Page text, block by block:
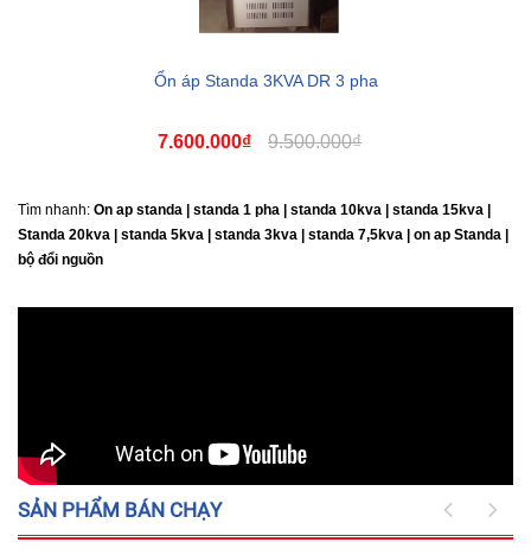
Ổn áp Standa 3KVA DR 3 pha
7.600.000₫ 9.500.000₫
Tìm nhanh: On ap standa | standa 1 pha | standa 10kva | standa 15kva |
Standa 20kva |
standa 5kva | standa 3kva | standa 7,5kva | on ap Standa |
bộ đổi nguồn
SẢN PHẨM BÁN CHẠY